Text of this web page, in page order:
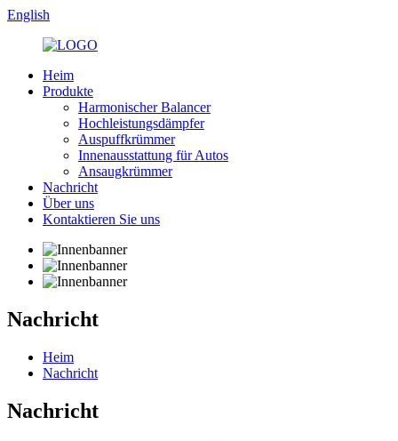
English
Heim
Produkte
Harmonischer Balancer
Hochleistungsdämpfer
Auspuffkrümmer
Innenausstattung für Autos
Ansaugkrümmer
Nachricht
Über uns
Kontaktieren Sie uns
Nachricht
Heim
Nachricht
Nachricht